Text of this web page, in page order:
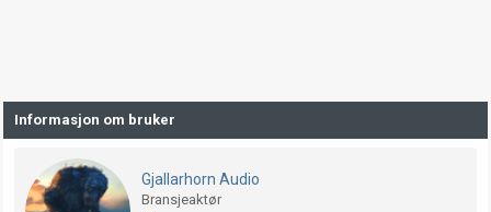
Informasjon om bruker
Gjallarhorn Audio
Bransjeaktør